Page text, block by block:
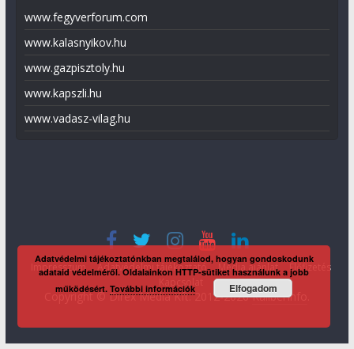
www.fegyverforum.com
www.kalasnyikov.hu
www.gazpisztoly.hu
www.kapszli.hu
www.vadasz-vilag.hu
Impresszum Adatvédelmi tájékoztató Média ajánlat
Előfizetés
Kapcsolat
Copyright © Direx Média Kft. 2012-2026KaliberInfo
Adatvédelmi tájékoztatónkban megtalálod, hogyan gondoskodunk
adataid védelméről. Oldalainkon HTTP-sütiket használunk a jobb
működésért.További információk Elfogadom